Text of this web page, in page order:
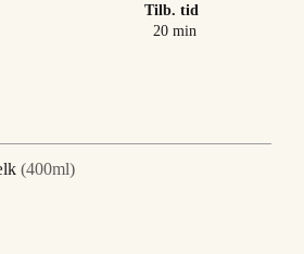
Tilb. tid
20minutter
min
(400ml)